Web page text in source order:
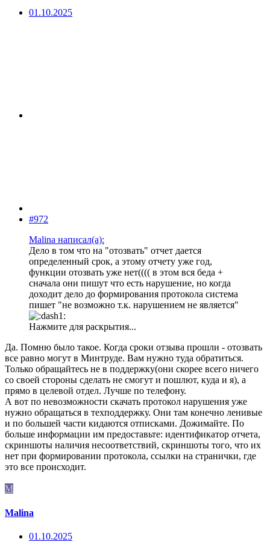
01.10.2025
#972
Malina написал(а):
Дело в том что на "отозвать" отчет дается
определенный срок, а этому отчету уже год,
функции отозвать уже нет(((( в этом вся беда +
сначала они пишут что есть нарушение, но когда
доходит дело до формирования протокола система
пишет "не возможно т.к. нарушением не является"
Нажмите для раскрытия...
Да. Помню было такое. Когда сроки отзыва прошли - отозвать
все равно могут в Минтруде. Вам нужно туда обратиться.
Только обращайтесь не в поддержку(они скорее всего ничего
со своей стороны сделать не смогут и пошлют, куда и я), а
прямо в целевой отдел. Лучше по телефону.
А вот по невозможности скачать протокол нарушения уже
нужно обращаться в техподдержку. Они там конечно ленивые
и по большей части кидаются отписками. Дожимайте. По
больше информации им предоставьте: идентификатор отчета,
скриншоты наличия несоответствий, скриншоты того, что их
нет при формировании протокола, ссылки на странички, где
это все происходит.
M
Malina
01.10.2025